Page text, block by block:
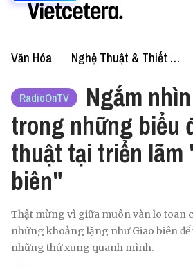
Văn Hóa Nghệ Thuật & Thiết Kế
RadioOnTV
Ngắm
trong những biểu
thuật tại triển lãm
biên"
Thật mừng vì giữa muôn vàn lo toan
những khoảng lặng như Giao biên để
những thứ xung quanh mình.